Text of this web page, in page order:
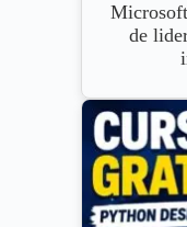
de